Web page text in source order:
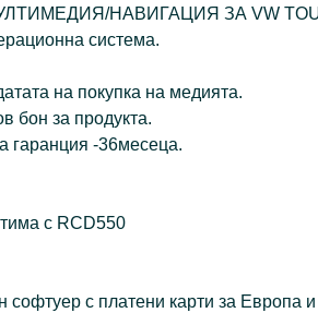
НАВИГАЦИЯ ЗА VW
система.
на покупка на медията.
бон за продукта.
гаранция -36месеца.
с RCD550
софтуер с платени карти за Европа